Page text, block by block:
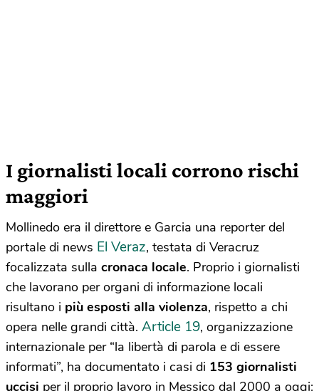
I giornalisti locali corrono rischi
maggiori
Mollinedo era il direttore e Garcia una reporter del
portale di news El Veraz, testata di Veracruz
focalizzata sulla cronaca locale. Proprio i giornalisti
che lavorano per organi di informazione locali
risultano i più esposti alla violenza, rispetto a chi
opera nelle grandi città. Article 19, organizzazione
internazionale per “la libertà di parola e di essere
informati”, ha documentato i casi di 153 giornalisti
uccisi per il proprio lavoro in Messico dal 2000 a oggi: